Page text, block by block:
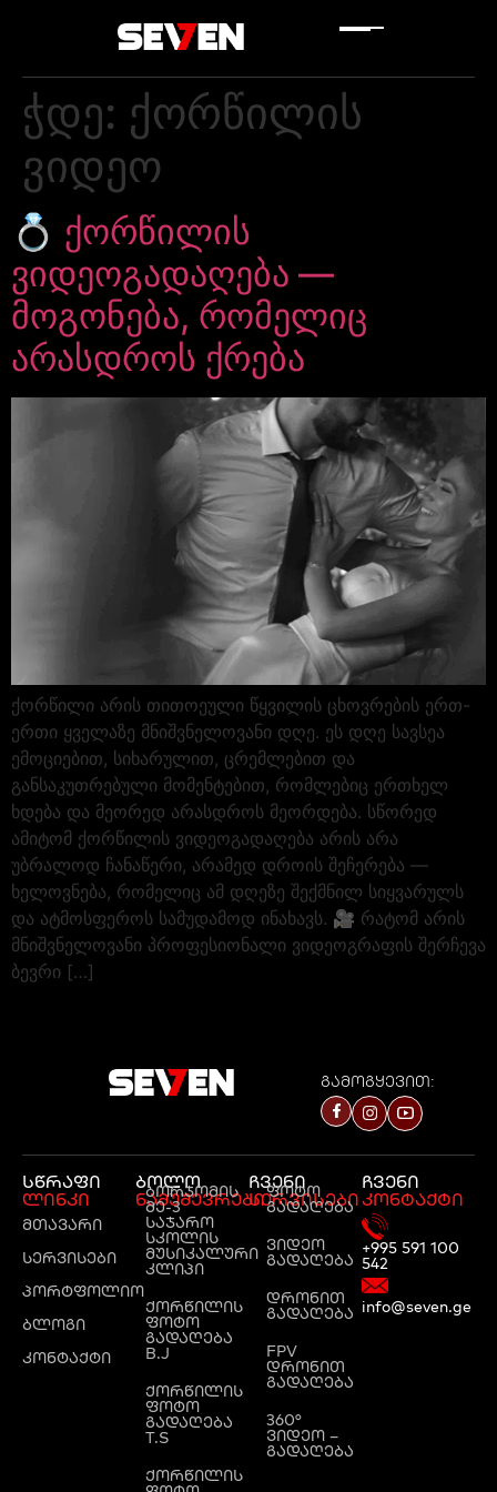
ჭდე: ქორწილის
ვიდეო
💍 ქორწილის
ვიდეოგადაღება —
მოგონება, რომელიც
არასდროს ქრება
ქორწილი არის თითოეული წყვილის ცხოვრების ერთ-
ერთი ყველაზე მნიშვნელოვანი დღე. ეს დღე სავსეა
ემოციებით, სიხარულით, ცრემლებით და
განსაკუთრებული მომენტებით, რომლებიც ერთხელ
ხდება და მეორედ არასდროს მეორდება. სწორედ
ამიტომ ქორწილის ვიდეოგადაღება არის არა
უბრალოდ ჩანაწერი, არამედ დროის შეჩერება —
ხელოვნება, რომელიც ამ დღეზე შექმნილ სიყვარულს
და ატმოსფეროს სამუდამოდ ინახავს. 🎥 რატომ არის
მნიშვნელოვანი პროფესიონალი ვიდეოგრაფის შერჩევა
ბევრი […]
გამოგყევით:
სწრაფი
ლინკი
მთავარი
სერვისები
პორტფოლიო
ბლოგი
კონტაქტი
ბოლო
ნამუშევრები
ბორჯომის
მე-3
საჯარო
სკოლის
მუსიკალური
კლიპი
ქორწილის
ფოტო
გადაღება
B.J
ქორწილის
ფოტო
გადაღება
T.S
ქორწილის
ჩვენი
სერვისები
ფოტო
გადაღება
ვიდეო
გადაღება
დრონით
გადაღება
FPV
დრონით
გადაღება
360°
ვიდეო –
გადაღება
ჩვენი
კონტაქტი
+995 591 100
542
info@seven.ge